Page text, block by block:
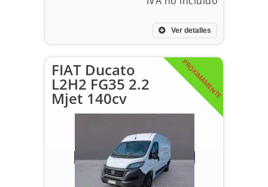
Ver detalles
PRÓXIMAMENTE
FIAT Ducato
L2H2 FG35 2.2
Mjet 140cv